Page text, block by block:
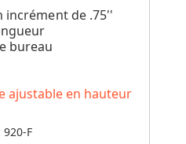
incrément de .75''
bureau
ajustable en hauteur
920-F